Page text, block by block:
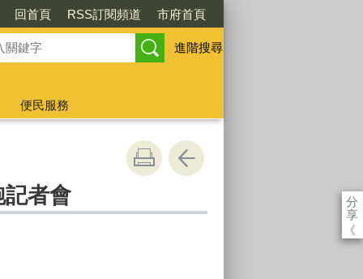
回首頁 RSS訂閱頻道 市府首頁
進階搜尋
便民服務
分
享
《
者會